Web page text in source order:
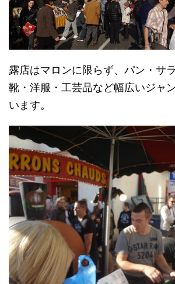
露店はマロンに限らず、パン・サ
靴・洋服・工芸品など幅広いジャ
います。